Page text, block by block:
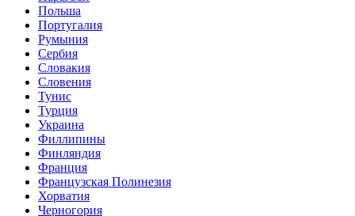
Польша
Португалия
Румыния
Сербия
Словакия
Словения
Тунис
Турция
Украина
Филлипины
Финляндия
Франция
Французская Полинезия
Хорватия
Черногория